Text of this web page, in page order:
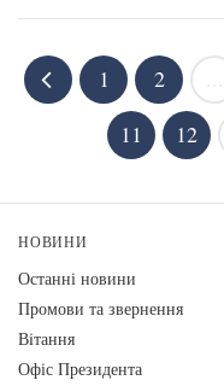
1 2
11
12
НОВИНИ
Останні новини
Промови та звернення
Вiтання
Офіс Президента